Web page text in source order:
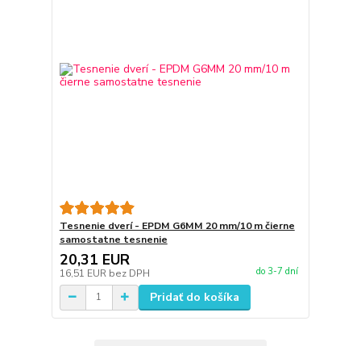
Tesnenie dverí - EPDM G6MM 20 mm/10 m čierne
samostatne tesnenie
20,31 EUR
16,51 EUR bez DPH do 3-7 dní
Pridať do košíka